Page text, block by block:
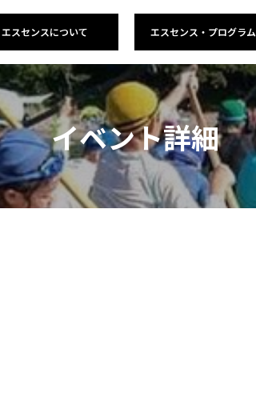
エスセンスについて エスセンス・プログラム
イベント詳細